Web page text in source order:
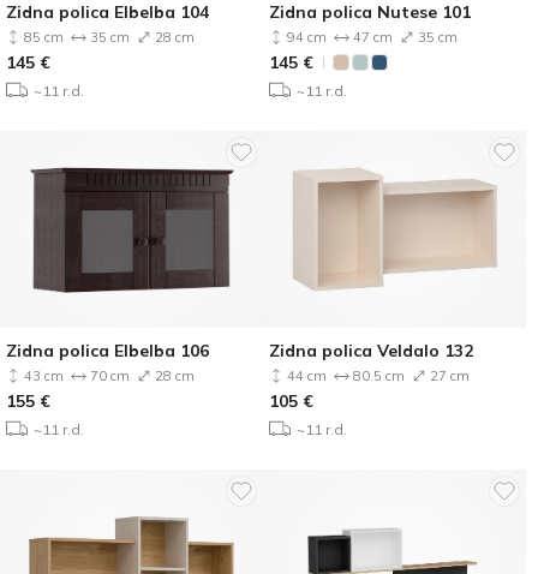
Zidna polica Elbelba 104
85 cm 35 cm 28 cm
145 €
~11 r.d.
Zidna polica Nutese 101
94 cm 47 cm 35 cm
145 €
~11 r.d.
Zidna polica Elbelba 106
43 cm 70 cm 28 cm
155 €
~11 r.d.
Zidna polica Veldalo 132
44 cm 80.5 cm 27 cm
105 €
~11 r.d.